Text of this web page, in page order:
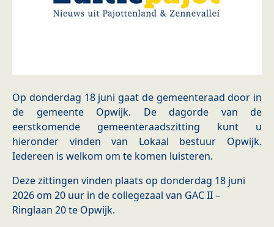
Op donderdag 18 juni gaat de gemeenteraad door in
de gemeente Opwijk. De dagorde van de
eerstkomende gemeenteraadszitting kunt u
hieronder vinden van Lokaal bestuur Opwijk.
Iedereen is welkom om te komen luisteren.
Deze zittingen vinden plaats op donderdag 18 juni
2026 om 20 uur in de collegezaal van GAC II –
Ringlaan 20 te Opwijk.